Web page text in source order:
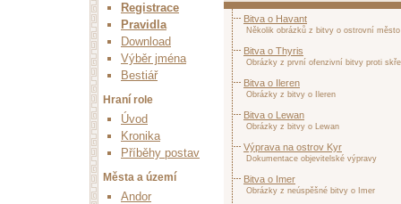
Registrace
Pravidla
Download
Výběr jména
Bestiář
Hraní role
Úvod
Kronika
Příběhy postav
Města a území
Andor
Bitva o Havant
Několik obrázků z bitvy o ostrovní
Bitva o Thyris
Obrázky z první ofenzivní bitvy proti
Bitva o Ileren
Obrázky z bitvy o Ileren
Bitva o Lewan
Obrázky z bitvy o Lewan
Výprava na ostrov Kyr
Dokumentace objevitelské výpravy
Bitva o Imer
Obrázky z neúspěšné bitvy o Imer